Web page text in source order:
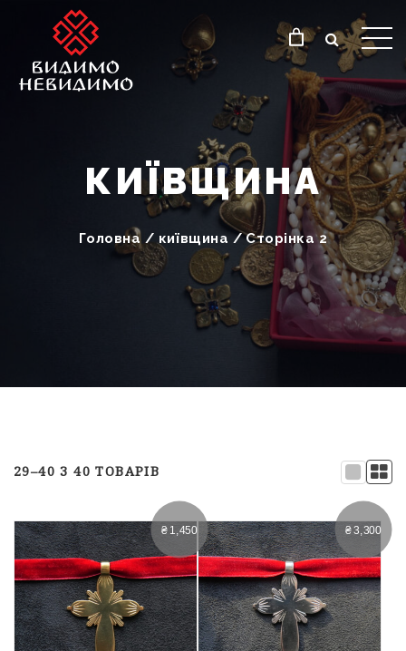
КИЇВЩИНА
Головна / київщина /Сторінка 2
29–40 З 40 ТОВАРІВ
₴ 1,450 ₴3,300